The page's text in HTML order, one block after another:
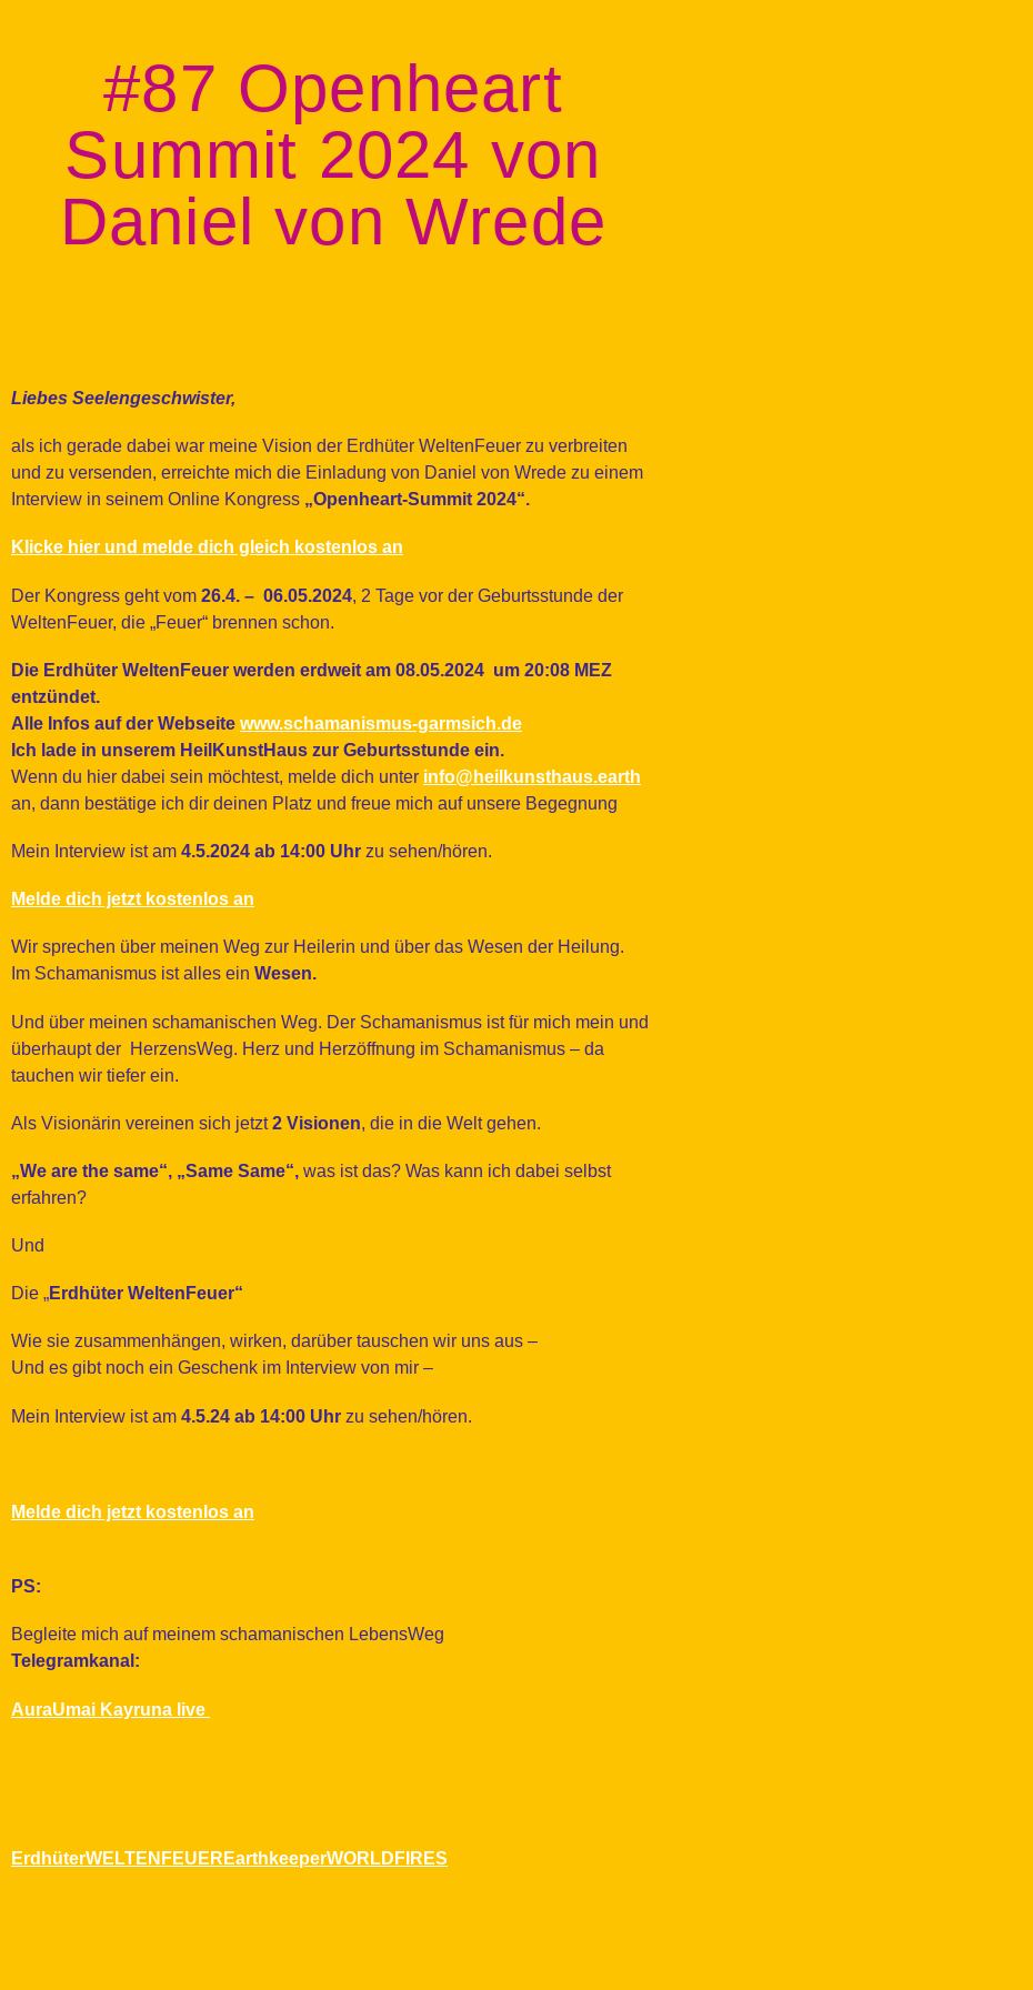
#87 Openheart
Summit 2024 von
Daniel von Wrede
Liebes Seelengeschwister,
als ich gerade dabei war meine Vision der Erdhüter WeltenFeuer zu verbreiten
und zu versenden, erreichte mich die Einladung von Daniel von Wrede zu einem
Interview in seinem Online Kongress „Openheart-Summit 2024“.
Klicke hier und melde dich gleich kostenlos an
Der Kongress geht vom 26.4. – 06.05.2024, 2 Tage vor der Geburtsstunde der
WeltenFeuer, die „Feuer“ brennen schon.
Die Erdhüter WeltenFeuer werden erdweit am 08.05.2024 um 20:08 MEZ
entzündet.
Alle Infos auf der Webseite www.schamanismus-garmsich.de
Ich lade in unserem HeilKunstHaus zur Geburtsstunde ein.
Wenn du hier dabei sein möchtest, melde dich unter info@heilkunsthaus.earth
an, dann bestätige ich dir deinen Platz und freue mich auf unsere Begegnung
Mein Interview ist am 4.5.2024 ab 14:00 Uhr zu sehen/hören.
Melde dich jetzt kostenlos an
Wir sprechen über meinen Weg zur Heilerin und über das Wesen der Heilung.
Im Schamanismus ist alles ein Wesen.
Und über meinen schamanischen Weg. Der Schamanismus ist für mich mein und
überhaupt der HerzensWeg. Herz und Herzöffnung im Schamanismus – da
tauchen wir tiefer ein.
Als Visionärin vereinen sich jetzt2 Visionen, die in die Welt gehen.
„We are the same“, „Same Same“, was ist das? Was kann ich dabei selbst
erfahren?
Und
Die „Erdhüter WeltenFeuer“
Wie sie zusammenhängen, wirken, darüber tauschen wir uns aus –
Und es gibt noch ein Geschenk im Interview von mir –
Mein Interview ist am 4.5.24 ab 14:00 Uhr zu sehen/hören.
Melde dich jetzt kostenlos an
PS:
Begleite mich auf meinem schamanischen LebensWeg
Telegramkanal:
AuraUmai Kayruna live
ErdhüterWELTENFEUEREarthkeeperWORLDFIRES